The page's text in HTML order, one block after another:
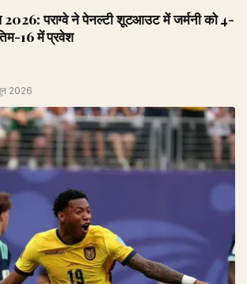
2026: पराग्वे ने पेनल्टी शूटआउट में जर्मनी को 4-
16 में प्रवेश
2026